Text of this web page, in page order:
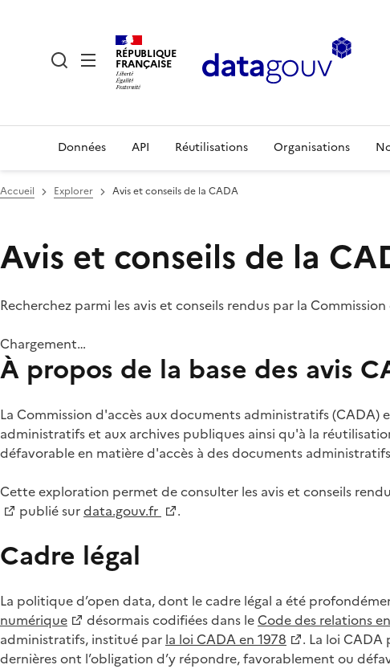
RÉPUBLIQUE
FRANÇAISE
Données API Réutilisations Organisations
Accueil Explorer Avis et conseils de la CADA
Avis et conseils de la
Recherchez parmi les avis et conseils rendus par la
Chargement…
À propos de la base des avis
La Commission d'accès aux documents administratifs
administratifs et aux archives publiques ainsi qu'à la
défavorable en matière d'accès à des documents
Cette exploration permet de consulter les avis et conseils
publié surdata.gouv.fr .
Cadre légal
La politique d’open data, dont le cadre légal a été
numérique
désormais codifiées dans le Code des relations
administratifs, institué par la loi CADA en 1978
. La loi
dernières ont l’obligation d’y répondre, favorablement ou